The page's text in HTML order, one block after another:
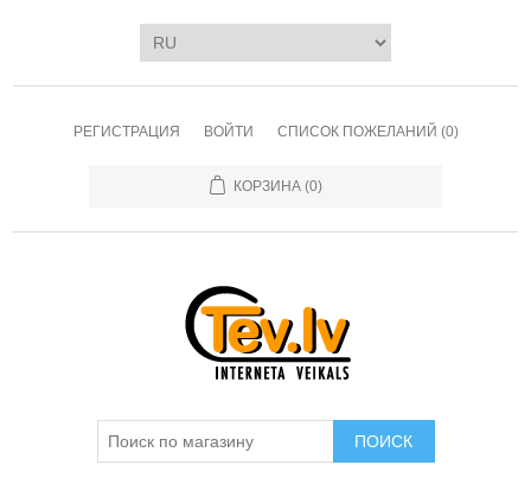
РЕГИСТРАЦИЯ ВОЙТИ СПИСОК ПОЖЕЛАНИЙ (0)
КОРЗИНА (0)
ПОИСК